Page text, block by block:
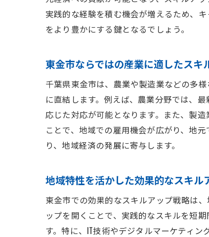
実践的な経験を積む機会が増えるため、
をより豊かにする鍵となるでしょう。
東金市ならではの産業に適したスキ
千葉県東金市は、農業や製造業などの多
に直結します。例えば、農業分野では、
応じた対応が可能となります。また、製
ことで、地域での雇用機会が広がり、地
り、地域経済の発展に寄与します。
地域特性を活かした効果的なスキル
東金市での効果的なスキルアップ戦略は
ップを開くことで、実践的なスキルを短
す。特に、IT技術やデジタルマーケティ